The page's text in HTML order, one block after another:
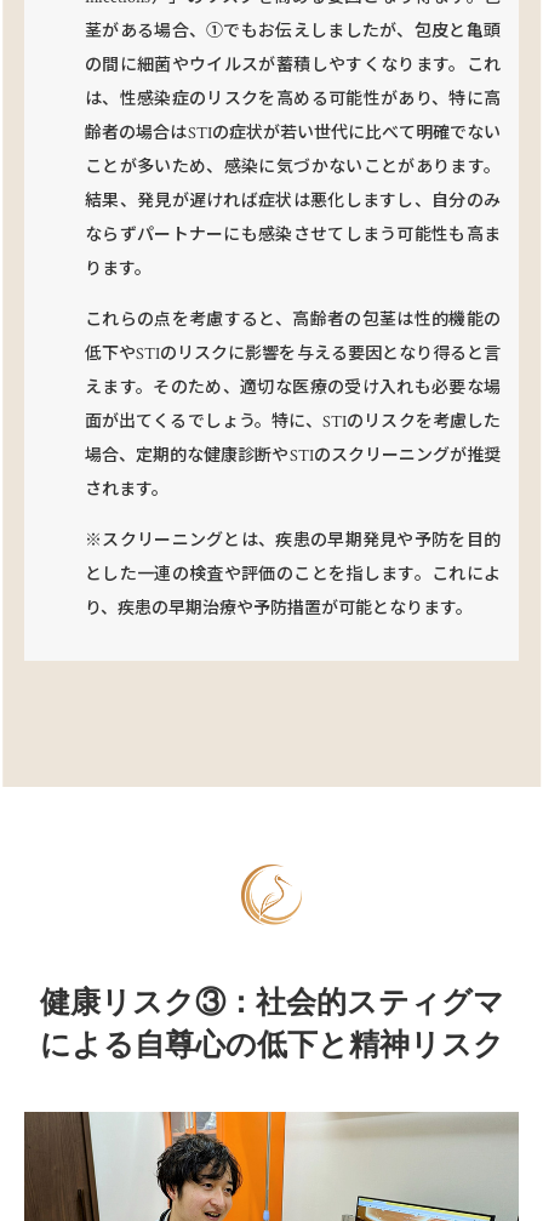
茎がある場合、①でもお伝えしましたが、包皮と亀頭
の間に細菌やウイルスが蓄積しやすくなります。これ
は、性感染症のリスクを高める可能性があり、特に高
齢者の場合はSTIの症状が若い世代に比べて明確でない
ことが多いため、感染に気づかないことがあります。
結果、発見が遅ければ症状は悪化しますし、自分のみ
ならずパートナーにも感染させてしまう可能性も高ま
ります。
これらの点を考慮すると、高齢者の包茎は性的機能の
低下やSTIのリスクに影響を与える要因となり得ると言
えます。そのため、適切な医療の受け入れも必要な場
面が出てくるでしょう。特に、STIのリスクを考慮した
場合、定期的な健康診断やSTIのスクリーニングが推奨
されます。
※スクリーニングとは、疾患の早期発見や予防を目的
とした一連の検査や評価のことを指します。これによ
り、疾患の早期治療や予防措置が可能となります。
健康リスク③：社会的スティグマ
による自尊心の低下と精神リスク